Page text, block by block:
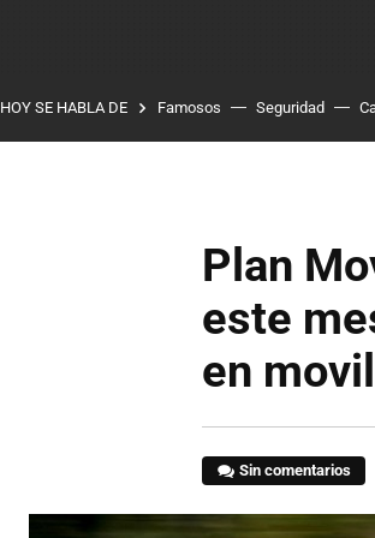
HOY SE HABLA DE Famosos Seguridad
Plan
este
en
Sin comentarios